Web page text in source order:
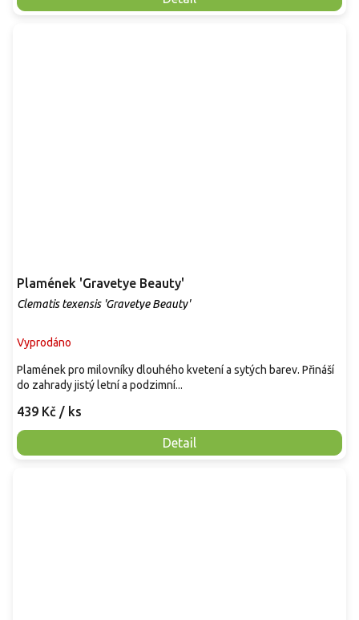
Plamének 'Gravetye Beauty'
Clematis texensis 'Gravetye Beauty'
Vyprodáno
439 Kč / ks
Detail
Plamének pro milovníky dlouhého kvetení a sytých barev. Přináší
do zahrady jistý letní a podzimní...